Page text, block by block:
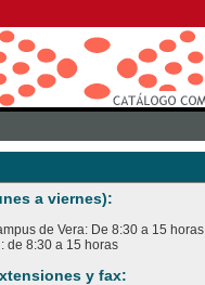
a viernes):
de Vera: De 8:30 a 15 horas
de 8:30 a 15 horas
y fax: